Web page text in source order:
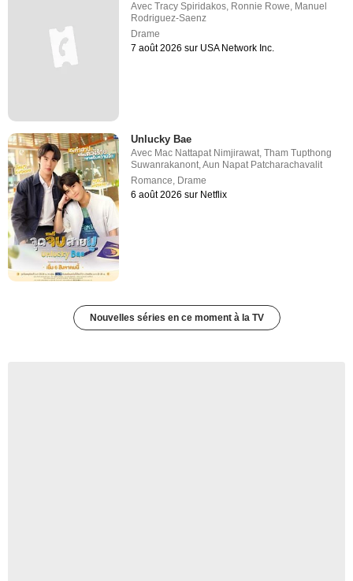
AvecTracy Spiridakos, Ronnie Rowe, Manuel
Rodriguez-Saenz
Drame
7 août 2026 sur USA Network Inc.
Unlucky Bae
Avec Mac Nattapat Nimjirawat ,Tham Tupthong
Suwanrakanont ,Aun Napat Patcharachavalit
Romance Drame
6 août 2026 sur Netflix
Nouvelles séries en ce moment à la TV